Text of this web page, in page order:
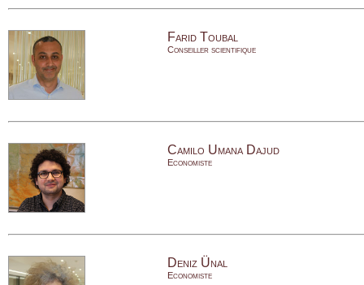
Farid Toubal
Conseiller scientifique
Camilo Umana Dajud
Economiste
Deniz Ünal
Economiste